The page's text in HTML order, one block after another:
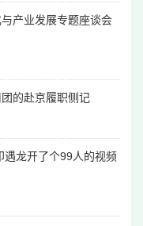
产业发展专题座谈会
的赴京履职侧记
遇龙开了个99人的视频